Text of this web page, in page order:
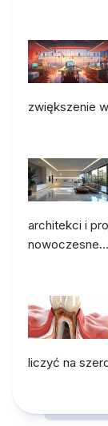
zwiększenie
architekci i
nowoczesne…
liczyć na